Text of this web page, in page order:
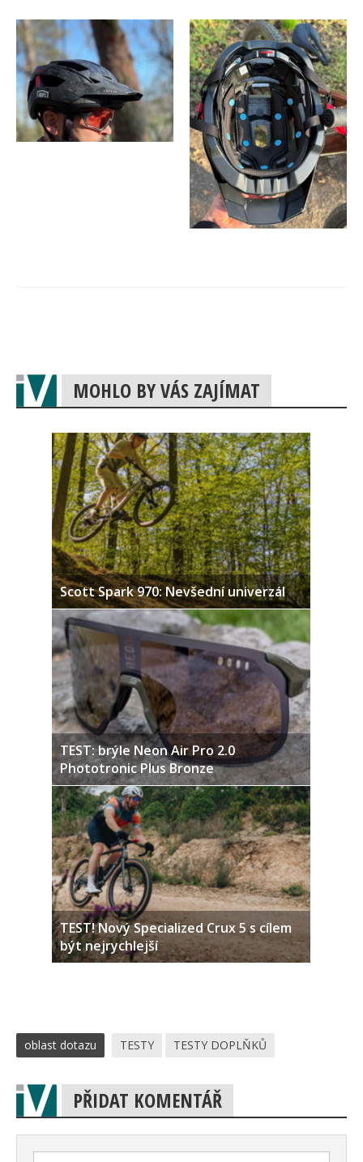
MOHLO BY VÁS ZAJÍMAT
Scott Spark 970: Nevšední univerzál
TEST: brýle Neon Air Pro 2.0
Phototronic Plus Bronze
TEST! Nový Specialized Crux 5 s cílem
být nejrychlejší
oblast dotazu TESTY TESTY DOPLŇKŮ
PŘIDAT KOMENTÁŘ